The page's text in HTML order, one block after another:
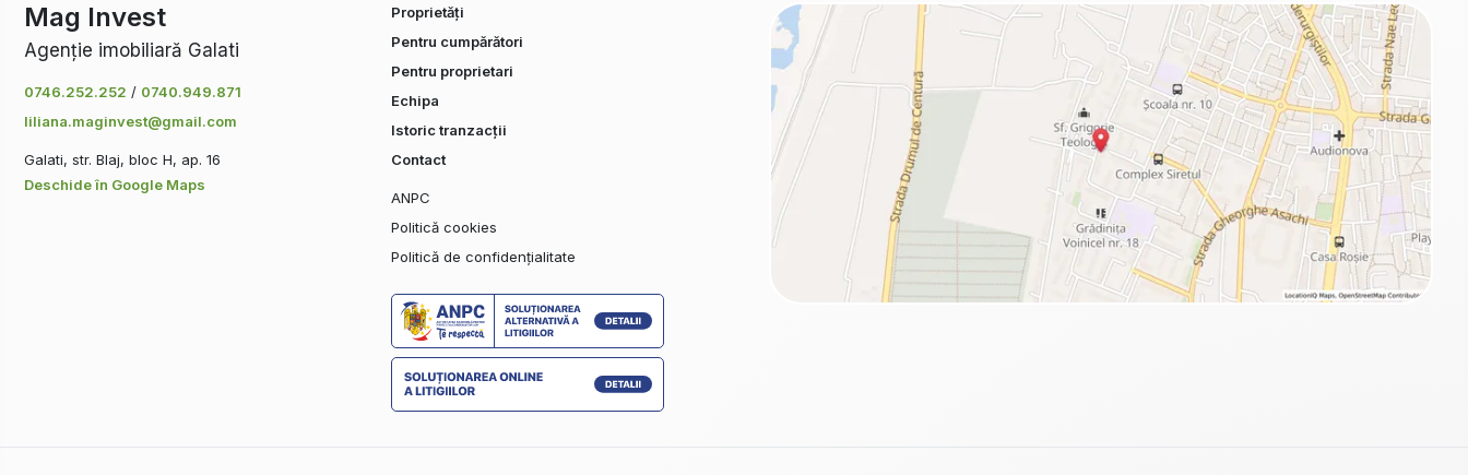
Mag Invest
Agenție imobiliară Galati
0746.252.252 / 0740.949.871
liliana.maginvest@gmail.com
Galati, str. Blaj, bloc H, ap. 16
Deschide în Google Maps
Proprietăți
Pentru cumpărători
Pentru proprietari
Echipa
Istoric tranzacții
Contact
ANPC
Politică cookies
Politică de confidențialitate